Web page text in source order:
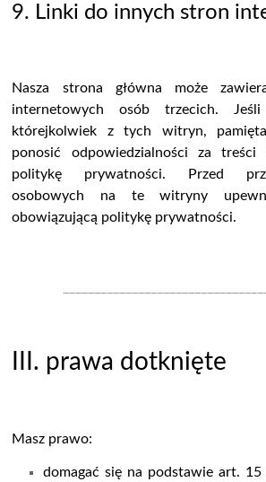
9. Linki do innych stron
Nasza strona główna może
internetowych osób trzecich.
którejkolwiek z tych witryn,
ponosić odpowiedzialności za
politykę prywatności. Przed
osobowych na te witryny
obowiązującą politykę prywatności.
III. prawa dotknięte
Masz prawo:
domagać się na podstawie art.